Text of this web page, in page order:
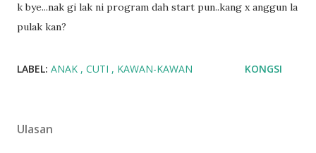
k bye...nak gi lak ni program dah start pun..kang x anggun la
pulak kan?
LABEL: ANAK CUTI KAWAN-KAWAN KONGSI
Ulasan